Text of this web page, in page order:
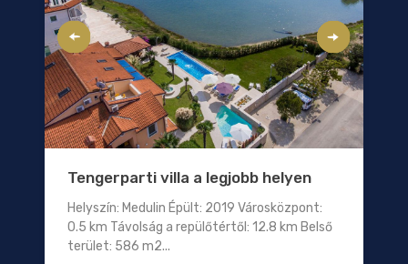
Tengerparti villa a legjobb helyen
Helyszín: Medulin Épült: 2019 Városközpont:
0.5 km Távolság a repülőtértől: 12.8 km Belső
terület: 586 m2...